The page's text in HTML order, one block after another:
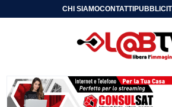
CHI SIAMOCONTATTI